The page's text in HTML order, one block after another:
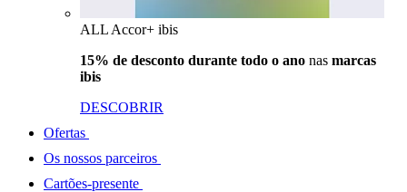
ALL Accor+ ibis
15% de desconto durante todo o ano nas marcas
ibis
DESCOBRIR
Ofertas
Os nossos parceiros
Cartões-presente